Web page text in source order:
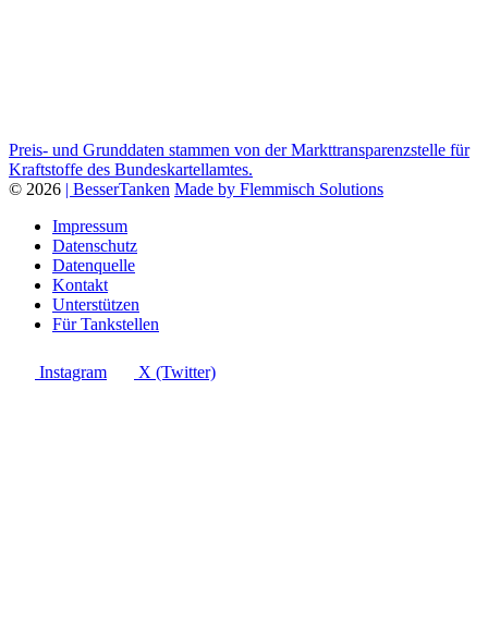
Preis- und Grunddaten stammen von der Markttransparenzstelle für
Kraftstoffe des Bundeskartellamtes.
© 2026 | BesserTanken Made by Flemmisch Solutions
Impressum
Datenschutz
Datenquelle
Kontakt
Unterstützen
Für Tankstellen
Instagram X (Twitter)